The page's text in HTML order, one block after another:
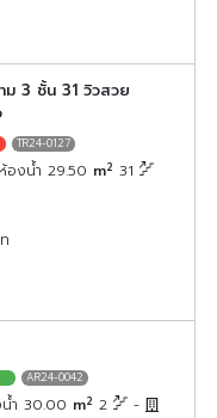
ม 3 ชั้น 31 วิวสวย
TR24-0127
องน้ำ 29.50 m2 31
AR24-0042
ำ 30.00 m2 2 -